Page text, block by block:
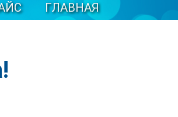
ГЛАВНАЯ